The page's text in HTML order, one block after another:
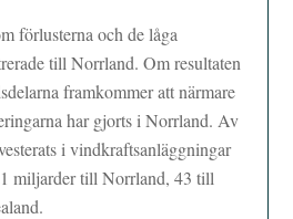
förlusterna och de låga
till Norrland. Om resultaten
framkommer att närmare
har gjorts i Norrland. Av
i vindkraftsanläggningar
miljarder till Norrland, 43 till